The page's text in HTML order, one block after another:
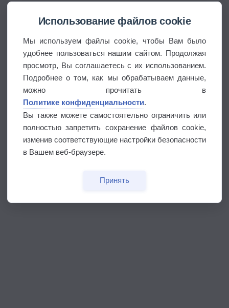
Использование файлов cookie
Мы используем файлы cookie, чтобы Вам было
удобнее пользоваться нашим сайтом. Продолжая
просмотр, Вы соглашаетесь с их использованием.
Подробнее о том, как мы обрабатываем данные,
можно прочитать в
Политике конфиденциальности.
Вы также можете самостоятельно ограничить или
полностью запретить сохранение файлов cookie,
изменив соответствующие настройки безопасности
в Вашем веб-браузере.
Принять